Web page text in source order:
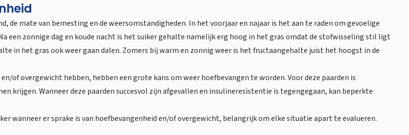
de mate van bemesting en de weersomstandigheden. In het voorjaar en najaar is het aan te raden om gevoelige
een zonnige dag en koude nacht is het suiker gehalte namelijk erg hoog in het gras omdat de stofwisseling stil ligt
in het gras ook weer gaan dalen. Zomers bij warm en zonnig weer is het fructaangehalte juist het hoogst in de
of overgewicht hebben, hebben een grote kans om weer hoefbevangen te worden. Voor deze paarden is
krijgen. Wanneer deze paarden succesvol zijn afgevallen en insulineresistentie is tegengegaan, kan beperkte
wanneer er sprake is van hoefbevangenheid en/of overgewicht, belangrijk om elke situatie apart te evalueren.